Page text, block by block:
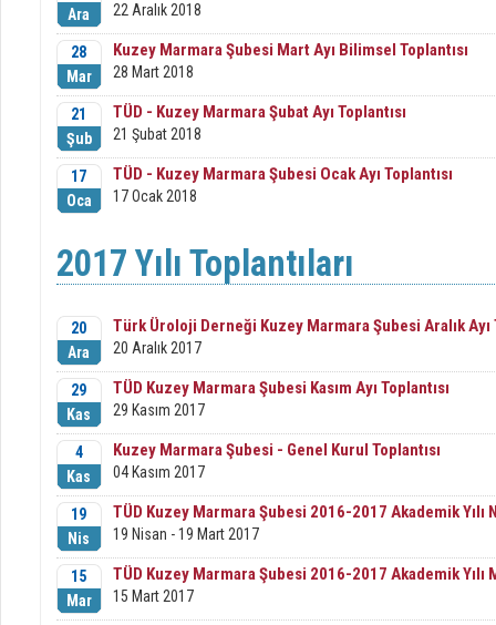
Ara
22 Aralık 2018
28
Mar
Kuzey Marmara Şubesi Mart Ayı Bilimsel Toplantısı
28 Mart 2018
21
Şub
TÜD - Kuzey Marmara Şubat Ayı Toplantısı
21 Şubat 2018
17
Oca
TÜD - Kuzey Marmara Şubesi Ocak Ayı Toplantısı
17 Ocak 2018
2017 Yılı Toplantıları
20
Ara
Türk Üroloji Derneği Kuzey Marmara Şubesi Aralık Ayı
20 Aralık 2017
29
Kas
TÜD Kuzey Marmara Şubesi Kasım Ayı Toplantısı
29 Kasım 2017
4
Kas
Kuzey Marmara Şubesi - Genel Kurul Toplantısı
04 Kasım 2017
19
Nis
TÜD Kuzey Marmara Şubesi 2016-2017 Akademik Yılı
19 Nisan - 19 Mart 2017
15
Mar
TÜD Kuzey Marmara Şubesi 2016-2017 Akademik Yılı
15 Mart 2017